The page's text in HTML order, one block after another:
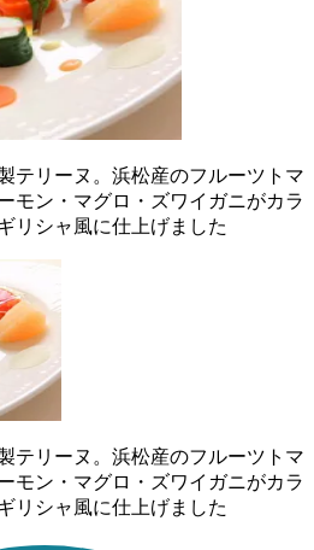
テリーヌ。浜松産のフルーツトマ
モン・マグロ・ズワイガニがカラ
リシャ風に仕上げました
テリーヌ。浜松産のフルーツトマ
モン・マグロ・ズワイガニがカラ
リシャ風に仕上げました